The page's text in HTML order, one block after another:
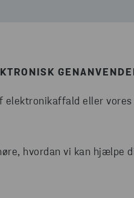
elektronikaffald eller
hvordan vi kan hjælpe